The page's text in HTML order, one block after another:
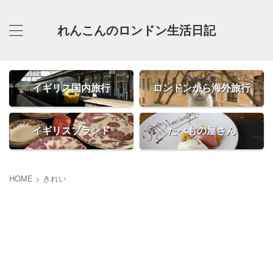
れんこんのロンドン生活日記
イギリス国内旅行 ロンドンから海外旅行
イギリスブランド たべもの屋さん
HOME > きれい